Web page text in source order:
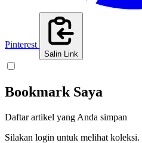
Pinterest
Salin Link
Bookmark Saya
Daftar artikel yang Anda simpan
Silakan login untuk melihat koleksi.